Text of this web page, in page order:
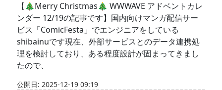
【🎄Merry Christmas🎄 WWWAVE アドベントカレ
ンダー 12/19の記事です】国内向けマンガ配信サー
ビス「ComicFesta」でエンジニアをしている
shibainuです現在、外部サービスとのデータ連携処
理を検討しており、ある程度設計が固まってきまし
たので、
公開日: 2025-12-19 09:19